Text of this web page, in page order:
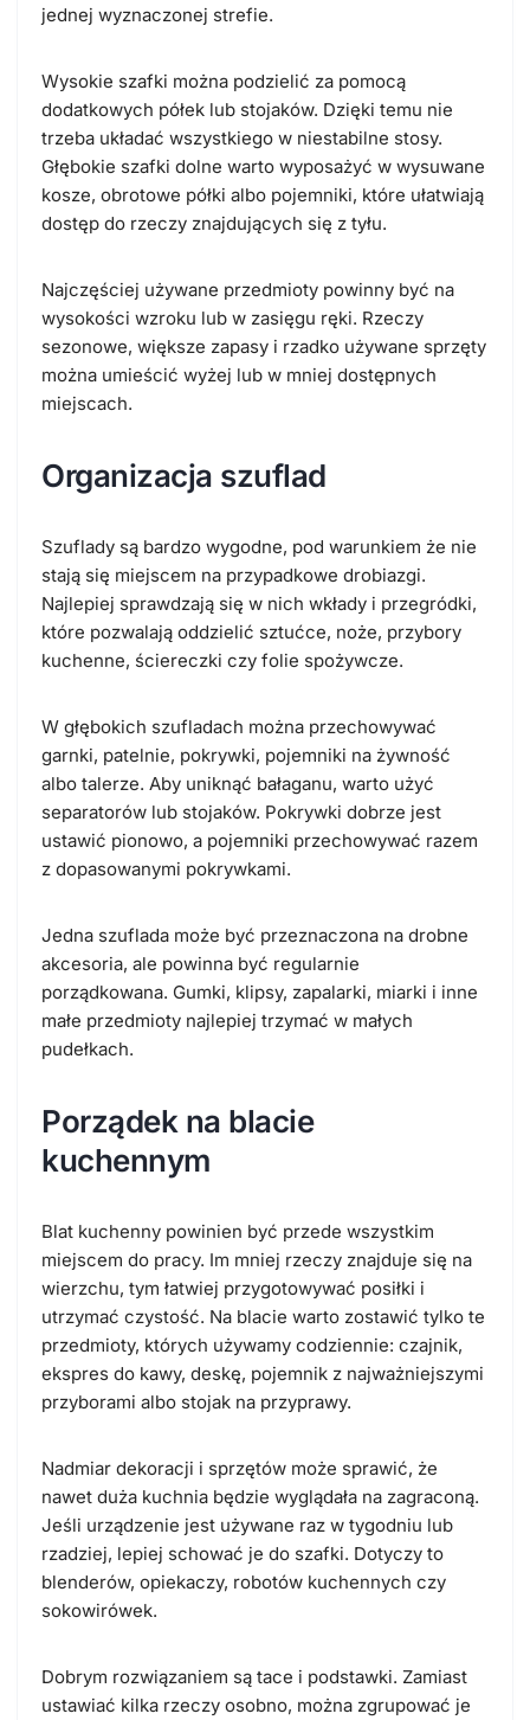
jednej wyznaczonej strefie.
Wysokie szafki można podzielić za pomocą
dodatkowych półek lub stojaków. Dzięki temu nie
trzeba układać wszystkiego w niestabilne stosy.
Głębokie szafki dolne warto wyposażyć w wysuwane
kosze, obrotowe półki albo pojemniki, które ułatwiają
dostęp do rzeczy znajdujących się z tyłu.
Najczęściej używane przedmioty powinny być na
wysokości wzroku lub w zasięgu ręki. Rzeczy
sezonowe, większe zapasy i rzadko używane sprzęty
można umieścić wyżej lub w mniej dostępnych
miejscach.
Organizacja szuflad
Szuflady są bardzo wygodne, pod warunkiem że nie
stają się miejscem na przypadkowe drobiazgi.
Najlepiej sprawdzają się w nich wkłady i przegródki,
które pozwalają oddzielić sztućce, noże, przybory
kuchenne, ściereczki czy folie spożywcze.
W głębokich szufladach można przechowywać
garnki, patelnie, pokrywki, pojemniki na żywność
albo talerze. Aby uniknąć bałaganu, warto użyć
separatorów lub stojaków. Pokrywki dobrze jest
ustawić pionowo, a pojemniki przechowywać razem
z dopasowanymi pokrywkami.
Jedna szuflada może być przeznaczona na drobne
akcesoria, ale powinna być regularnie
porządkowana. Gumki, klipsy, zapalarki, miarki i inne
małe przedmioty najlepiej trzymać w małych
pudełkach.
Porządek na blacie
kuchennym
Blat kuchenny powinien być przede wszystkim
miejscem do pracy. Im mniej rzeczy znajduje się na
wierzchu, tym łatwiej przygotowywać posiłki i
utrzymać czystość. Na blacie warto zostawić tylko te
przedmioty, których używamy codziennie: czajnik,
ekspres do kawy, deskę, pojemnik z najważniejszymi
przyborami albo stojak na przyprawy.
Nadmiar dekoracji i sprzętów może sprawić, że
nawet duża kuchnia będzie wyglądała na zagraconą.
Jeśli urządzenie jest używane raz w tygodniu lub
rzadziej, lepiej schować je do szafki. Dotyczy to
blenderów, opiekaczy, robotów kuchennych czy
sokowirówek.
Dobrym rozwiązaniem są tace i podstawki. Zamiast
ustawiać kilka rzeczy osobno, można zgrupować je